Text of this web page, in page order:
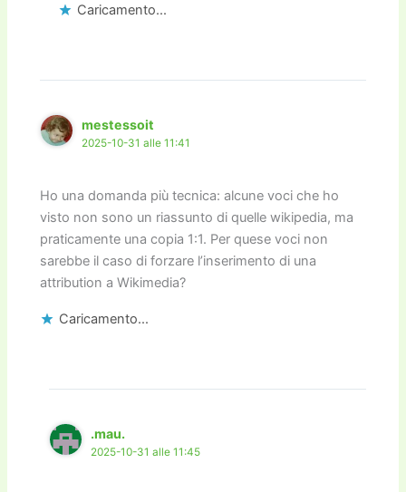
Caricamento...
mestessoit
2025-10-31 alle 11:41
Ho una domanda più tecnica: alcune voci che ho
visto non sono un riassunto di quelle wikipedia, ma
praticamente una copia 1:1. Per quese voci non
sarebbe il caso di forzare l’inserimento di una
attribution a Wikimedia?
Caricamento...
.mau.
2025-10-31 alle 11:45